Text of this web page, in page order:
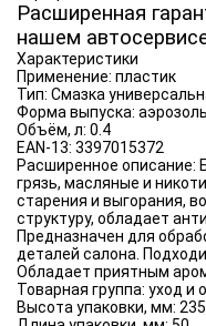
Расширенная
нашем
Характеристики
Применение: пластик
Тип: Смазка
Форма выпуска: аэрозоль
Объём, л: 0.4
EAN-13: 3397015372
Расширенное описание:
грязь, масляные и
старения и выгорания,
структуру, обладает
Предназначен для
деталей салона.
Обладает приятным
Товарная группа: уход и
Высота упаковки, мм: 235